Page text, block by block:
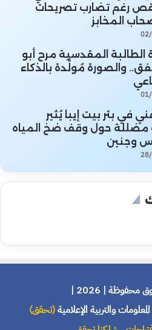
رغم تضارب تصريحات
المخابز
الطالبة المقدسية مرح أبو
والصورة مُولَّدة بالذكاء
في بئر بيت إيبا يُثير
مضللة حول وقف ضخ المياه
وجنين
| 2026 |
والتربية الإعلامية(تحقق)